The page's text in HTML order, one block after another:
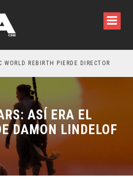
REBIRTH PIERDE DIRECTOR
ASÍ ERA EL
DAMON LINDELOF